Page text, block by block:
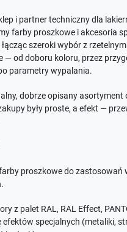
i partner techniczny dla
farby proszkowe i akcesoria
szeroki wybór z
— od doboru koloru, przez
parametry wypalania.
dobrze opisany
były proste, a efekt —
proszkowe do zastosowań
z palet RAL, RAL Effect,
efektów specjalnych (metaliki,